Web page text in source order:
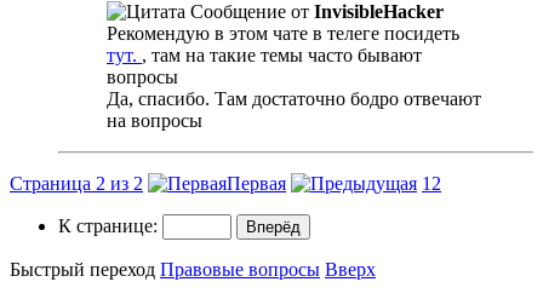
Сообщение от InvisibleHacker
Рекомендую в этом чате в телеге посидеть
тут. , там на такие темы часто бывают
вопросы
Да, спасибо. Там достаточно бодро отвечают
на вопросы
Страница 2 из 2 Первая 1 2
К странице:
Быстрый переход Правовые вопросы Вверх